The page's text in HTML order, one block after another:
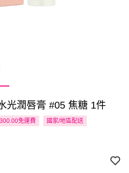
光潤唇膏 #05 焦糖 1件
免運費 國家/地區配送